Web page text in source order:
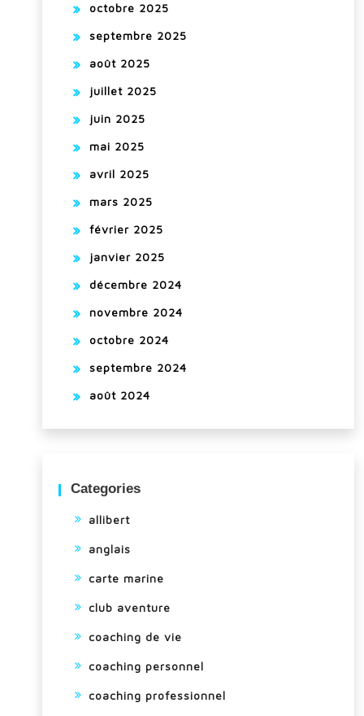
octobre 2025
septembre 2025
août 2025
juillet 2025
juin 2025
mai 2025
avril 2025
mars 2025
février 2025
janvier 2025
décembre 2024
novembre 2024
octobre 2024
septembre 2024
août 2024
Categories
allibert
anglais
carte marine
club aventure
coaching de vie
coaching personnel
coaching professionnel